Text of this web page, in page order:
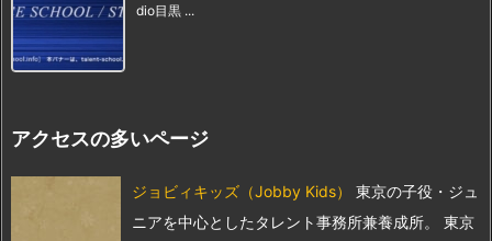
dio目黒 ...
アクセスの多いページ
ジョビィキッズ（Jobby Kids）
東京の子役・ジュ
ニアを中心としたタレント事務所兼養成所。 東京